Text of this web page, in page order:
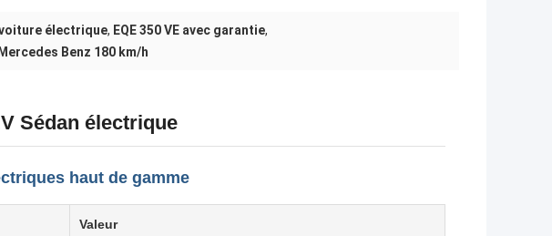
voiture électrique, EQE 350 VE avec garantie,
Benz 180 km/h
Sédan électrique
haut de gamme
Valeur